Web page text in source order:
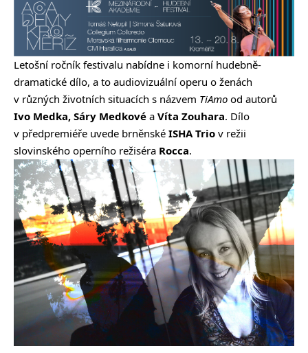
Letošní ročník festivalu nabídne i komorní hudebně-
dramatické dílo, a to audiovizuální operu o ženách
v různých životních situacích s názvem TiAmo od autorů
Ivo Medka, Sáry Medkové a Víta Zouhara. Dílo
v předpremiéře uvede brněnské ISHA Trio v režii
slovinského operního režiséra Rocca.